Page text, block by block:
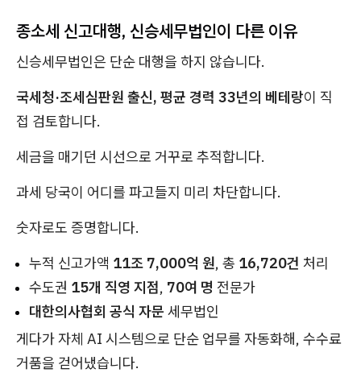
종소세 신고대행, 신승세무법인이 다른 이유
신승세무법인은 단순 대행을 하지 않습니다.
국세청·조세심판원 출신, 평균 경력 33년의 베테랑이 직
접 검토합니다.
세금을 매기던 시선으로 거꾸로 추적합니다.
과세 당국이 어디를 파고들지 미리 차단합니다.
숫자로도 증명합니다.
누적 신고가액 11조 7,000억 원, 총 16,720건 처리
수도권 15개 직영 지점, 70여 명 전문가
대한의사협회 공식 자문 세무법인
게다가 자체 AI 시스템으로 단순 업무를 자동화해, 수수료
거품을 걷어냈습니다.